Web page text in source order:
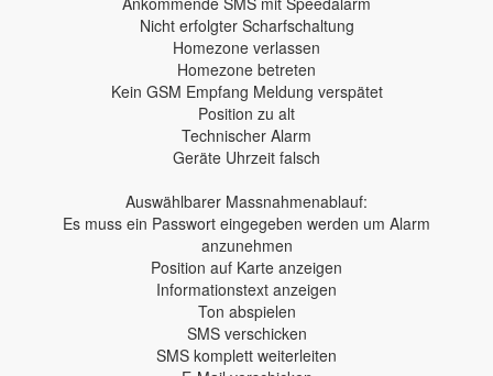
Nicht erfolgter Scharfschaltung
Homezone verlassen
Homezone betreten
Kein GSM Empfang Meldung verspätet
Position zu alt
Technischer Alarm
Geräte Uhrzeit falsch
Auswählbarer Massnahmenablauf:
Es muss ein Passwort eingegeben werden um Alarm
anzunehmen
Position auf Karte anzeigen
Informationstext anzeigen
Ton abspielen
SMS verschicken
SMS komplett weiterleiten